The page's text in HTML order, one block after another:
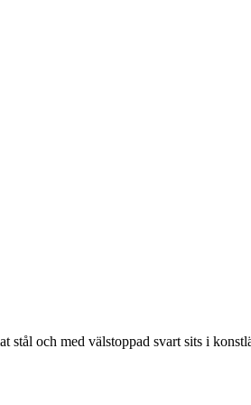
stål och med välstoppad svart sits i